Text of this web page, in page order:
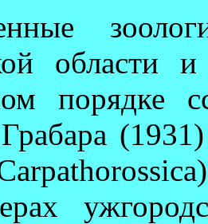
области
порядке